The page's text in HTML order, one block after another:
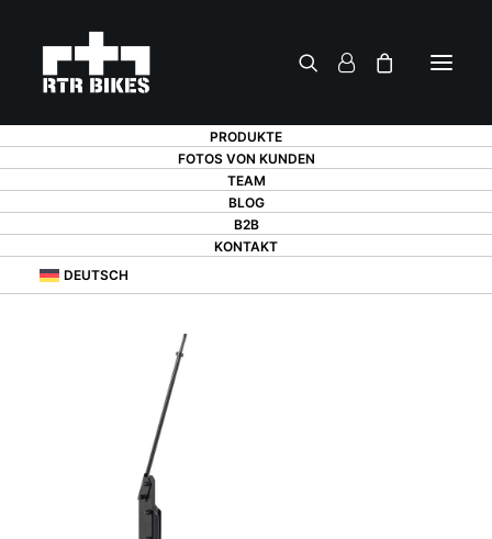
PRODUKTE
FOTOS VON KUNDEN
TEAM
BLOG
B2B
KONTAKT
DEUTSCH